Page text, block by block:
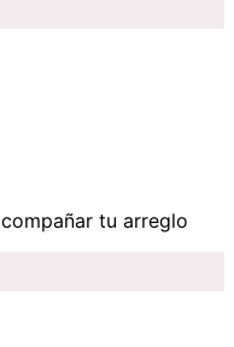
tu arreglo